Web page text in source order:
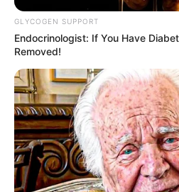
GLYCOGEN SUPPORT
Endocrinologist: If You Have
Removed!